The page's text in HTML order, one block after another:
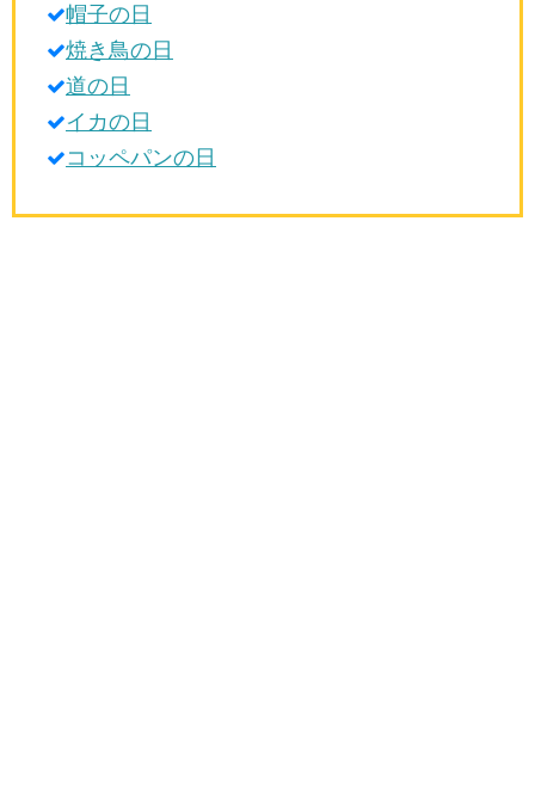
帽子の日
焼き鳥の日
道の日
イカの日
コッペパンの日
生活雑学
サイト情報